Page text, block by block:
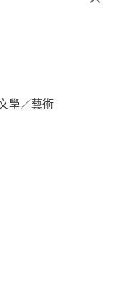
學／藝術